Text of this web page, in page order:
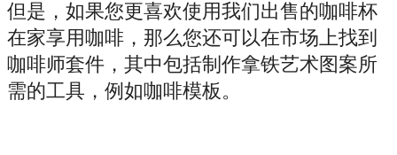
但是，如果您更喜欢使用我们出售的咖啡杯
在家享用咖啡，那么您还可以在市场上找到
咖啡师套件，其中包括制作拿铁艺术图案所
需的工具，例如咖啡模板。